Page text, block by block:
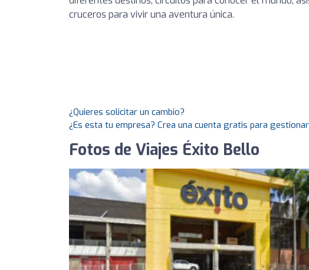
cruceros para vivir una aventura única.
¿Quieres solicitar un cambio?
¿Es esta tu empresa? Crea una cuenta gratis para
Fotos de Viajes Éxito Bello